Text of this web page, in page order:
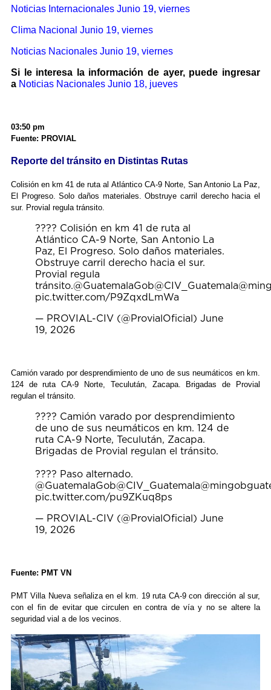
Noticias Internacionales Junio 19, viernes
Clima Nacional Junio 19, viernes
Noticias Nacionales Junio 19, viernes
Si le interesa la información de ayer, puede ingresar
a Noticias Nacionales Junio 18, jueves
03:50 pm
Fuente: PROVIAL
Reporte del tránsito en Distintas Rutas
Colisión en km 41 de ruta al Atlántico CA-9 Norte, San Antonio La Paz,
El Progreso. Solo daños materiales. Obstruye carril derecho hacia el
sur. Provial regula tránsito.
???? Colisión en km 41 de ruta al
Atlántico CA-9 Norte, San Antonio La
Paz, El Progreso. Solo daños materiales.
Obstruye carril derecho hacia el sur.
Provial regula
tránsito.@GuatemalaGob@CIV_Guatemala
pic.twitter.com/P9ZqxdLmWa
— PROVIAL-CIV (@ProvialOficial) June
19, 2026
Camión varado por desprendimiento de uno de sus neumáticos en km.
124 de ruta CA-9 Norte, Teculután, Zacapa. Brigadas de Provial
regulan el tránsito.
???? Camión varado por desprendimiento
de uno de sus neumáticos en km. 124 de
ruta CA-9 Norte, Teculután, Zacapa.
Brigadas de Provial regulan el tránsito.
???? Paso alternado.
@GuatemalaGob@CIV_Guatemala
pic.twitter.com/pu9ZKuq8ps
— PROVIAL-CIV (@ProvialOficial) June
19, 2026
Fuente: PMT VN
PMT Villa Nueva señaliza en el km. 19 ruta CA-9 con dirección al sur,
con el fin de evitar que circulen en contra de vía y no se altere la
seguridad vial a de los vecinos.